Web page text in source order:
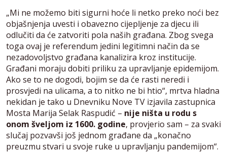
„Mi ne možemo biti sigurni hoće li netko preko noći bez
objašnjenja uvesti i obavezno cijepljenje za djecu ili
odlučiti da će zatvoriti pola naših građana. Zbog svega
toga ovaj je referendum jedini legitimni način da se
nezadovoljstvo građana kanalizira kroz institucije.
Građani moraju dobiti priliku za upravljanje epidemijom.
Ako se to ne dogodi, bojim se da će rasti neredi i
prosvjedi na ulicama, a to nitko ne bi htio“, mrtva hladna
nekidan je tako u Dnevniku Nove TV izjavila zastupnica
Mosta Marija Selak Raspudić – nije ništa u rodu s
onom šveljom iz 1600. godine, provjerio sam – za svaki
slučaj pozvavši još jednom građane da „konačno
preuzmu stvari u svoje ruke u upravljanju pandemijom“.